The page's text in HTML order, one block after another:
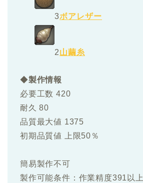
3ボアレザー
2山繭糸
◆製作情報
必要工数 420
耐久 80
品質最大値 1375
初期品質値 上限50％
簡易製作不可
製作可能条件：作業精度391以上